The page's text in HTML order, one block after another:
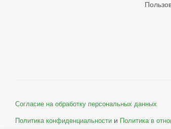
Согласие на обработку персональных данных
Политика конфиденциальности и Политика в